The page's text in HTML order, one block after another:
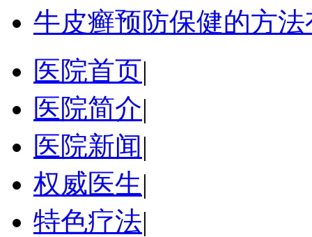
牛皮癣预防保健的方
医院首页|
医院简介|
医院新闻|
权威医生|
特色疗法|